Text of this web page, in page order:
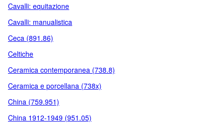
Cavalli: equitazione
Cavalli: manualistica
Ceca (891.86)
Celtiche
Ceramica contemporanea (738.8)
Ceramica e porcellana (738x)
China (759.951)
China 1912-1949 (951.05)